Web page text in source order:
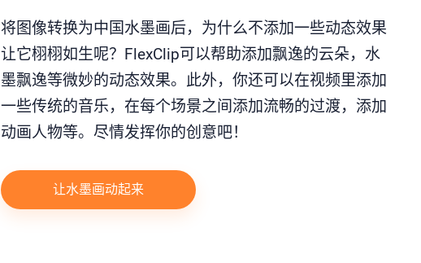
将图像转换为中国水墨画后，为什么不添加一些动态效果
让它栩栩如生呢？FlexClip可以帮助添加飘逸的云朵，水
墨飘逸等微妙的动态效果。此外，你还可以在视频里添加
一些传统的音乐，在每个场景之间添加流畅的过渡，添加
动画人物等。尽情发挥你的创意吧！
让水墨画动起来